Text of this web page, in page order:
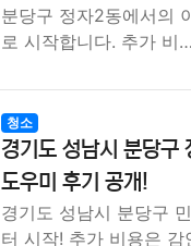
분당구 정자2동에서의
로 시작합니다. 추가 비…
청소
경기도 성남시 분당구
도우미 후기 공개!
경기도 성남시 분당구
터 시작! 추가 비용은